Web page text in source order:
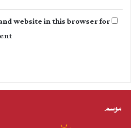
website in this browser for
موسم